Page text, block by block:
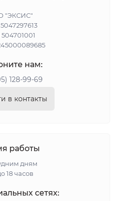
"ЭКСИС"
нам:
128-99-69
в контакты
работы
дням
18 часов
сетях: